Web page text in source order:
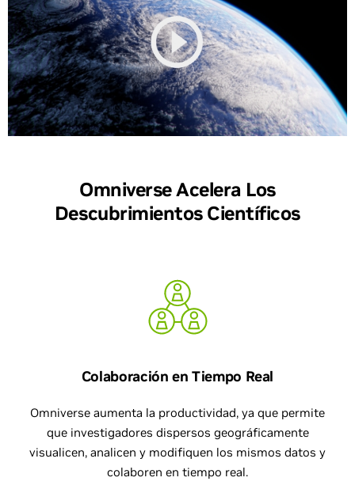
Omniverse Acelera Los
Descubrimientos Científicos
Colaboración en Tiempo Real
Omniverse aumenta la productividad, ya que permite
que investigadores dispersos geográficamente
visualicen, analicen y modifiquen los mismos datos y
colaboren en tiempo real.